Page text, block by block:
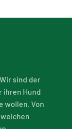
sind der
ihren Hund
wollen. Von